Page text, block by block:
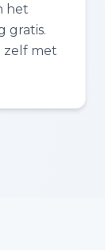
het
gratis.
zelf met